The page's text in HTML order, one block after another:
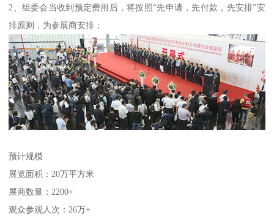
2、组委会当收到预定费用后，将按照“先申请，先付款，先安排”安
排原则，为参展商安排；
预计规模
展览面积：20万平方米
展商数量：2200+
观众参观人次：26万+